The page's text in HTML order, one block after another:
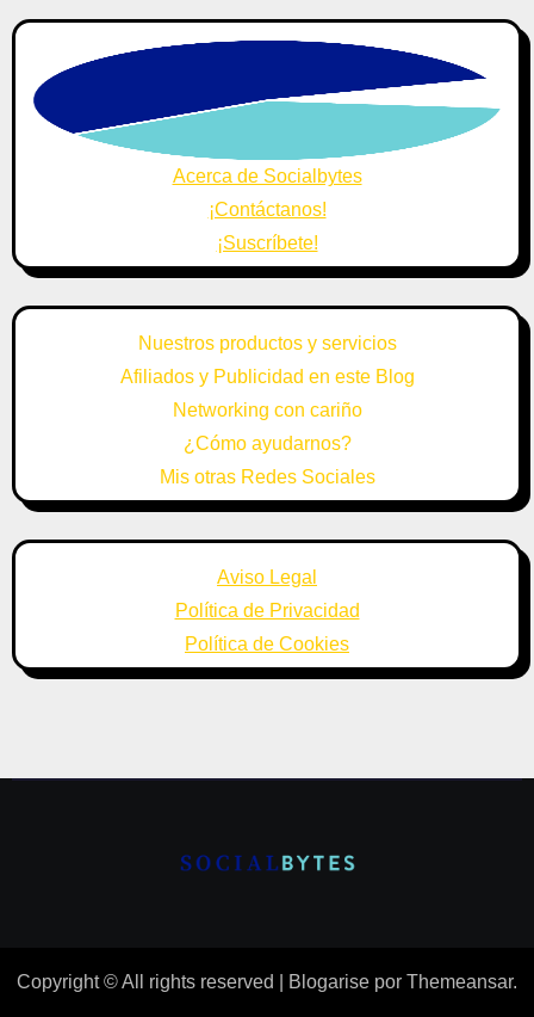
Acerca de Socialbytes
¡Contáctanos!
¡Suscríbete!
Nuestros productos y servicios
Afiliados y Publicidad en este Blog
Networking con cariño
¿Cómo ayudarnos?
Mis otras Redes Sociales
Aviso Legal
Política de Privacidad
Política de Cookies
Copyright © All rights reserved Blogarise por Themeansar.